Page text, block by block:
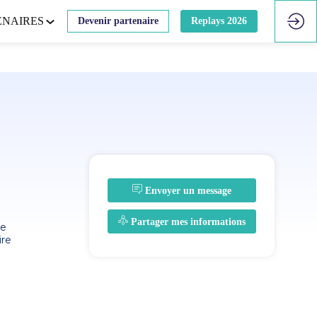
Devenir partenaire Replays 2026
Envoyer un message
Partager mes informations